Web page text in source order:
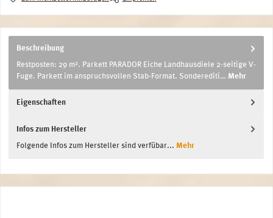
Beschreibung
Restposten: 29 m². Parkett PARADOR Eiche Landhausdiele 2-seitige V-
Fuge. Parkett im anspruchsvollen Stab-Format. Sonderediti… Mehr
Eigenschaften
Infos zum Hersteller
Folgende Infos zum Hersteller sind verfübar... Mehr